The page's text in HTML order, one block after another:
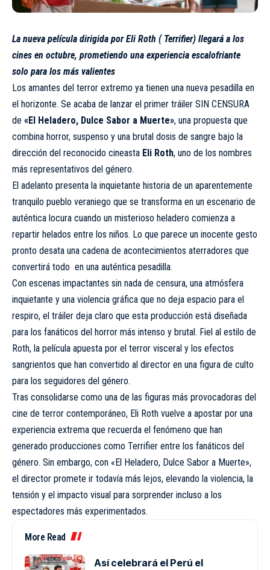
La nueva película dirigida por Eli Roth ( Terrifier) llegará a los
cines en octubre, prometiendo una experiencia escalofriante
solo para los más valientes
Los amantes del terror extremo ya tienen una nueva pesadilla en
el horizonte. Se acaba de lanzar el primer tráiler SIN CENSURA
de «El Heladero, Dulce Sabor a Muerte», una propuesta que
combina horror, suspenso y una brutal dosis de sangre bajo la
dirección del reconocido cineasta Eli Roth, uno de los nombres
más representativos del género.
El adelanto presenta la inquietante historia de un aparentemente
tranquilo pueblo veraniego que se transforma en un escenario de
auténtica locura cuando un misterioso heladero comienza a
repartir helados entre los niños. Lo que parece un inocente gesto
pronto desata una cadena de acontecimientos aterradores que
convertirá todo en una auténtica pesadilla.
Con escenas impactantes sin nada de censura, una atmósfera
inquietante y una violencia gráfica que no deja espacio para el
respiro, el tráiler deja claro que esta producción está diseñada
para los fanáticos del horror más intenso y brutal. Fiel al estilo de
Roth, la película apuesta por el terror visceral y los efectos
sangrientos que han convertido al director en una figura de culto
para los seguidores del género.
Tras consolidarse como una de las figuras más provocadoras del
cine de terror contemporáneo, Eli Roth vuelve a apostar por una
experiencia extrema que recuerda el fenómeno que han
generado producciones como Terrifier entre los fanáticos del
género. Sin embargo, con «El Heladero, Dulce Sabor a Muerte»,
el director promete ir todavía más lejos, elevando la violencia, la
tensión y el impacto visual para sorprender incluso a los
espectadores más experimentados.
More Read
Así celebrará el Perú el